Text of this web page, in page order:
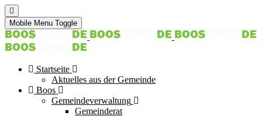
Mobile Menu Toggle
Startseite
Aktuelles aus der Gemeinde
Boos
Gemeindeverwaltung
Gemeinderat